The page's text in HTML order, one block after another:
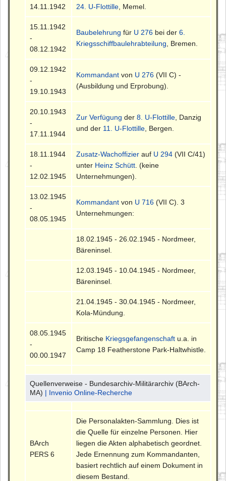
14.11.1942
24. U-Flottille , Memel.
15.11.1942
-
08.12.1942
Baubelehrung für U 276 bei der6.
Kriegsschiffbaulehrabteilung , Bremen.
09.12.1942
-
19.10.1943
Kommandant von U 276 (VII C) -
(Ausbildung und Erprobung).
20.10.1943
-
17.11.1944
Zur Verfügung der8. U-Flottille , Danzig
und der 11. U-Flottille , Bergen.
18.11.1944
-
12.02.1945
Zusatz-Wachoffizier auf U 294 (VII C/41)
unter Heinz Schütt . (keine
Unternehmungen).
13.02.1945
-
08.05.1945
Kommandant von U 716 (VII C). 3
Unternehmungen:
18.02.1945 - 26.02.1945 - Nordmeer,
Bäreninsel.
12.03.1945 - 10.04.1945 - Nordmeer,
Bäreninsel.
21.04.1945 - 30.04.1945 - Nordmeer,
Kola-Mündung.
08.05.1945
-
00.00.1947
Britische Kriegsgefangenschaft u.a. in
Camp 18 Featherstone Park-Haltwhistle.
Quellenverweise - Bundesarchiv-Militärarchiv (BArch-
MA) | Invenio Online-Recherche
BArch
PERS 6
Die Personalakten-Sammlung. Dies ist
die Quelle für einzelne Personen. Hier
liegen die Akten alphabetisch geordnet.
Jede Ernennung zum Kommandanten,
basiert rechtlich auf einem Dokument in
diesem Bestand.